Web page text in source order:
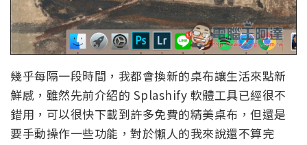
幾乎每隔一段時間，我都會換新的桌布讓生活來點新
鮮感，雖然先前介紹的 Splashify 軟體工具已經很不
錯用，可以很快下載到許多免費的精美桌布，但還是
要手動操作一些功能，對於懶人的我來說還不算完